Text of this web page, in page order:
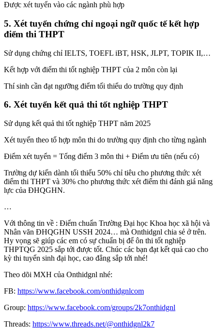
Được xét tuyển vào các ngành phù hợp
5. Xét tuyển chứng chỉ ngoại ngữ quốc tế kết hợp
điểm thi THPT
Sử dụng chứng chỉ IELTS, TOEFL iBT, HSK, JLPT, TOPIK II,…
Kết hợp với điểm thi tốt nghiệp THPT của 2 môn còn lại
Thí sinh cần đạt ngưỡng điểm tối thiểu do trường quy định
6. Xét tuyển kết quả thi tốt nghiệp THPT
Sử dụng kết quả thi tốt nghiệp THPT năm 2025
Xét tuyển theo tổ hợp môn thi do trường quy định cho từng ngành
Điểm xét tuyển = Tổng điểm 3 môn thi + Điểm ưu tiên (nếu có)
Trường dự kiến dành tối thiểu 50% chỉ tiêu cho phương thức xét
điểm thi THPT và 30% cho phương thức xét điểm thi đánh giá năng
lực của ĐHQGHN.
…
Với thông tin về : Điểm chuẩn Trường Đại học Khoa học xã hội và
Nhân văn ĐHQGHN USSH 2024… mà Onthidgnl chia sẻ ở trên.
Hy vọng sẽ giúp các em có sự chuẩn bị để ôn thi tốt nghiệp
THPTQG 2025 sắp tới được tốt. Chúc các bạn đạt kết quả cao cho
kỳ thi tuyển sinh đại học, cao đẳng sắp tới nhé!
Theo dõi MXH của Onthidgnl nhé:
FB: https://www.facebook.com/onthidgnlcom
Group: https://www.facebook.com/groups/2k7onthidgnl
Threads: https://www.threads.net/@onthidgnl2k7